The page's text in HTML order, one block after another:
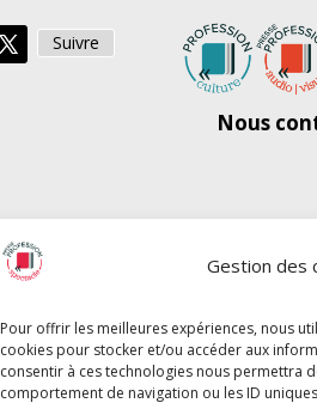
Gestion des
Pour offrir les meilleures expériences, nous
cookies pour stocker et/ou accéder aux
consentir à ces technologies nous permettra
comportement de navigation ou les ID
Suivre
Nous